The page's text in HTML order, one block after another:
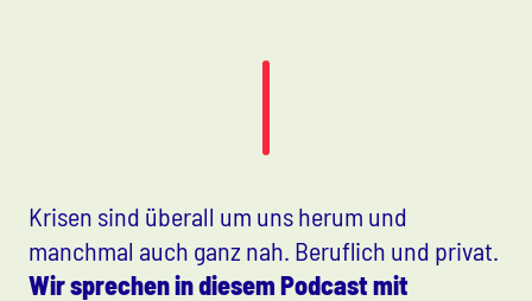
Krisen sind überall um uns herum und
manchmal auch ganz nah. Beruflich und privat.
Wir sprechen in diesem Podcast mit